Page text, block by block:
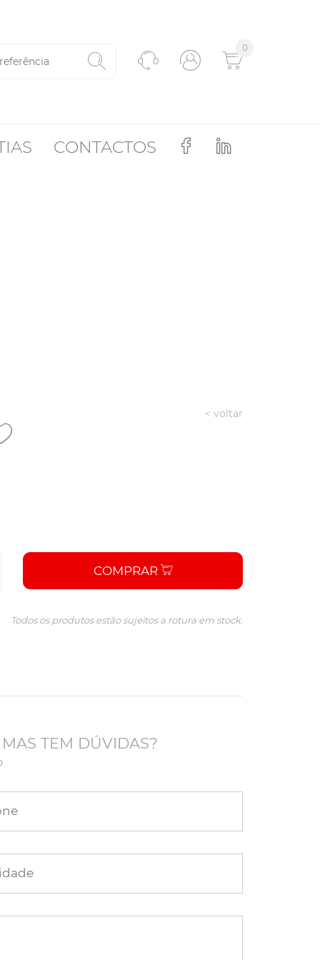
0
CONTACTOS
< voltar
COMPRAR
Todos os produtos estão sujeitos a rotura em stock.
TEM DÚVIDAS?